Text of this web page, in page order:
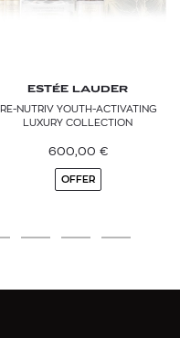
ESTÉE LAUDER
RE-NUTRIV YOUTH-ACTIVATING
LUXURY COLLECTION
600,00 €
OFFER